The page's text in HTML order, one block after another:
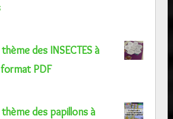
des INSECTES à
PDF
des papillons à